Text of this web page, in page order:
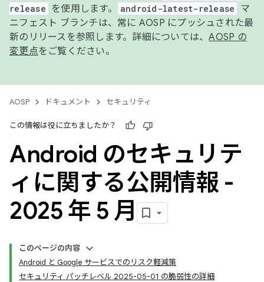
release
を使用します。 android-latest-release
マ
ニフェスト ブランチは、常に AOSP にプッシュされた最
新のリリースを参照します。詳細については、AOSP の
変更点をご覧ください。
AOSP ドキュメント セキュリティ
この情報は役に立ちましたか？
Android のセキュリテ
ィに関する公開情報 -
2025 年 5 月
このページの内容
Android と Google サービスでのリスク軽減策
セキュリティ パッチレベル 2025-05-01 の脆弱性の詳細